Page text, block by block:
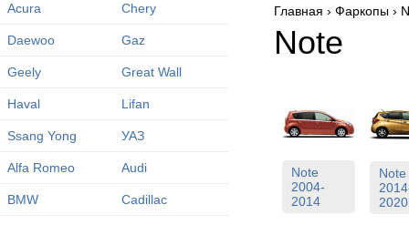
Acura Chery
Daewoo Gaz
Geely Great Wall
Haval Lifan
Ssang Yong УАЗ
Alfa Romeo Audi
BMW Cadillac
Вы здесь
Главная › Фаркопы ›
Note
Note
2004-
2014
Note
2020